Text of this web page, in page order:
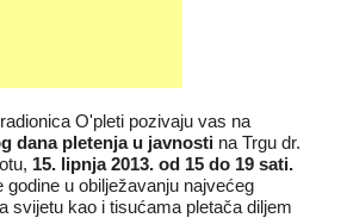
O'pleti pozivaju vas na
dana pletenja u javnosti na Trgu dr.
15. lipnja 2013. od 15 do 19 sati.
godine u obilježavanju najvećeg
svijetu kao i tisućama pletača diljem